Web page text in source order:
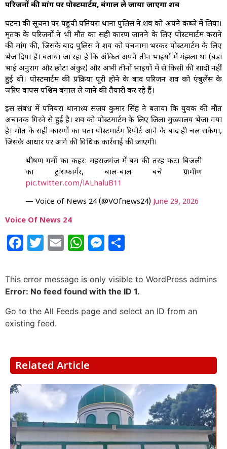
परिजनों की मांग पर पोस्टमार्टम, बंगाल ले जाया जाएगा शव
घटना की सूचना पर पहुंची पनियरा थाना पुलिस ने शव को अपने कब्जे में लिया।
मृतक के परिजनों ने भी मौत का सही कारण जानने के लिए पोस्टमार्टम कराने
की मांग की, जिसके बाद पुलिस ने शव को पंचनामा भरकर पोस्टमार्टम के लिए
भेज दिया है। बताया जा रहा है कि अंकित अपने तीन भाइयों में मंझला था (बड़ा
भाई अनुराग और छोटा अंकुर) और अभी तीनों भाइयों में से किसी की शादी नहीं
हुई थी। पोस्टमार्टम की प्रक्रिया पूरी होने के बाद परिजन शव को एंबुलेंस के
जरिए वापस पश्चिम बंगाल ले जाने की तैयारी कर रहे हैं।
इस संबंध में पनियरा थानाध्यक्ष संजय कुमार सिंह ने बताया कि युवक की मौत
अचानक गिरने से हुई है। शव को पोस्टमार्टम के लिए जिला मुख्यालय भेजा गया
है। मौत के सही कारणों का पता पोस्टमार्टम रिपोर्ट आने के बाद ही चल सकेगा,
जिसके आधार पर आगे की विधिक कार्रवाई की जाएगी।
भीषण गर्मी का कहर: महराजगंज में बम की तरह फटा बिजली
का ट्रांसफार्मर, बाल-बाल बचे ग्रामीण
pic.twitter.com/lALhaluB11
— Voice of News 24 (@VOfnews24) June 29, 2026
Voice Of News 24
Facebook
Twitter
EmailWhatsApp
Messenger
This error message is only visible to WordPress admins
Error: No feed found with the ID 1.
Go to the All Feeds page and select an ID from an
existing feed.
Related Article